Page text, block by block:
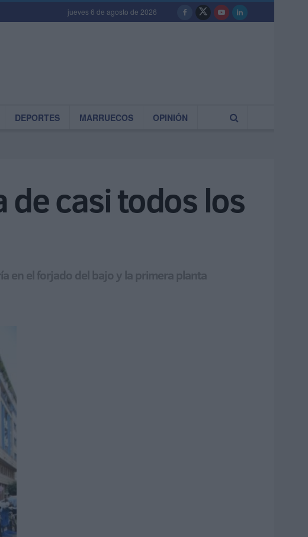
jueves 6 de agosto de 2026
DEPORTES MARRUECOS OPINIÓN
de casi todos los
en el forjado del bajo y la primera planta